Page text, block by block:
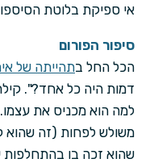
אי ספיקת בלוטת
סיפור הפורום
הכל החל בתהייתה של
דמות היה כל אחד?".
למה הוא מכניס את
משולש לפחות (זה שהוא
שהוא זכה בו